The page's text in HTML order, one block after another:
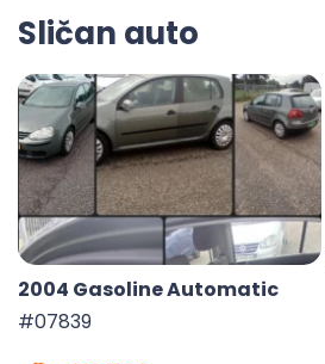
Sličan auto
2004 Gasoline Automatic
#07839